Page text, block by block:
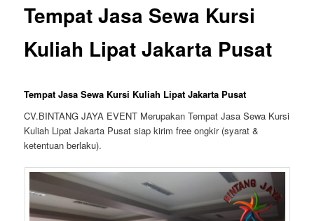
Tempat Jasa Sewa Kursi
Kuliah Lipat Jakarta Pusat
Tempat Jasa Sewa Kursi Kuliah Lipat Jakarta Pusat
CV.BINTANG JAYA EVENT Merupakan Tempat Jasa Sewa Kursi
Kuliah Lipat Jakarta Pusat siap kirim free ongkir (syarat &
ketentuan berlaku).